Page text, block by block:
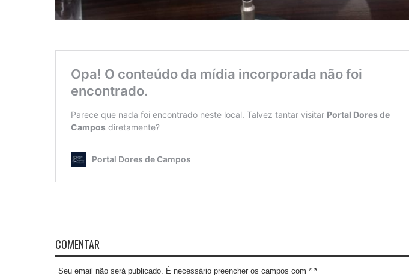
COMENTAR
Seu email não será publicado. É necessário preencher os campos com * *